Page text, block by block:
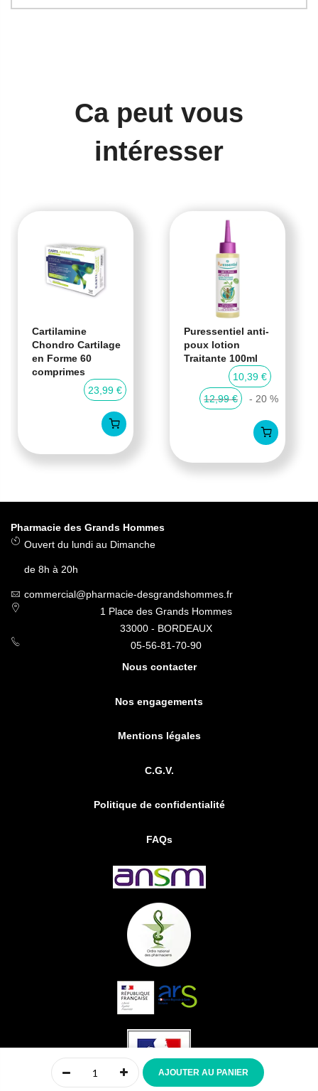
Ca peut vous
intéresser
Cartilamine
Chondro Cartilage
en Forme 60
comprimes
23,99 €
Puressentiel anti-
poux lotion
Traitante 100ml
10,39 €
12,99 €
- 20 %
Pharmacie des Grands Hommes
Ouvert du lundi au Dimanche
de 8h à 20h
commercial@pharmacie-desgrandshommes.fr
1 Place des Grands Hommes
33000 - BORDEAUX
05-56-81-70-90
Nous contacter
Nos engagements
Mentions légales
C.G.V.
Politique de confidentialité
FAQs
Accueil Mon panier
AJOUTER AU PANIER